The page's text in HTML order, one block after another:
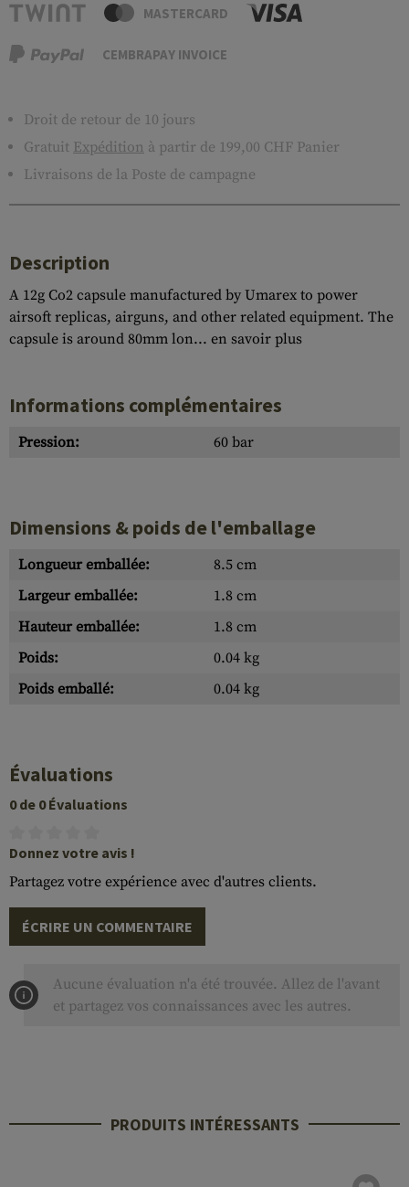
MASTERCARD
CEMBRAPAY INVOICE
Droit de retour de 10 jours
Gratuit Expédition à partir de 199,00 CHF Panier
Livraisons de la Poste de campagne
Description
A 12g Co2 capsule manufactured by Umarex to power
airsoft replicas, airguns, and other related equipment. The
capsule is around 80mm lon... en savoir plus
Informations complémentaires
Pression: 60 bar
Dimensions & poids de l'emballage
Longueur emballée:
8.5 cm
Largeur emballée:
1.8 cm
Hauteur emballée:
1.8 cm
Poids:
0.04 kg
Poids emballé:
0.04 kg
Évaluations
0 de 0 Évaluations
Donnez votre avis !
Partagez votre expérience avec d'autres clients.
ÉCRIRE UN COMMENTAIRE
Aucune évaluation n'a été trouvée. Allez de l'avant
et partagez vos connaissances avec les autres.
PRODUITS INTÉRESSANTS